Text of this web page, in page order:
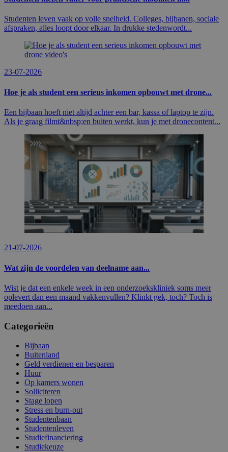
Studenten leven vaak op volle snelheid. Colleges, bijbanen, sociale
afspraken, alles loopt door elkaar. In drukke stedenwordt...
23-07-2026
Hoe je als student een serieus inkomen opbouwt met drone...
Een bijbaan hoeft niet altijd achter een bar, kassa of laptop te zijn.
Als je graag filmt&nbsp;en buiten werkt, kun je met dronecontent...
21-07-2026
Wat zijn de voordelen van deelname aan...
Wist je dat een enkele week in een onderzoekskliniek soms meer
oplevert dan een maand vakkenvullen? Klinkt gek, toch? Toch is
meedoen aan...
Categorieën
Bijbaan
Buitenland
Geld verdienen en besparen
Huur
Op kamers wonen
Solliciteren
Stage lopen
Stress en burn-out
Studentenbaan
Studentenleven
Studiefinanciering
Studiekeuze